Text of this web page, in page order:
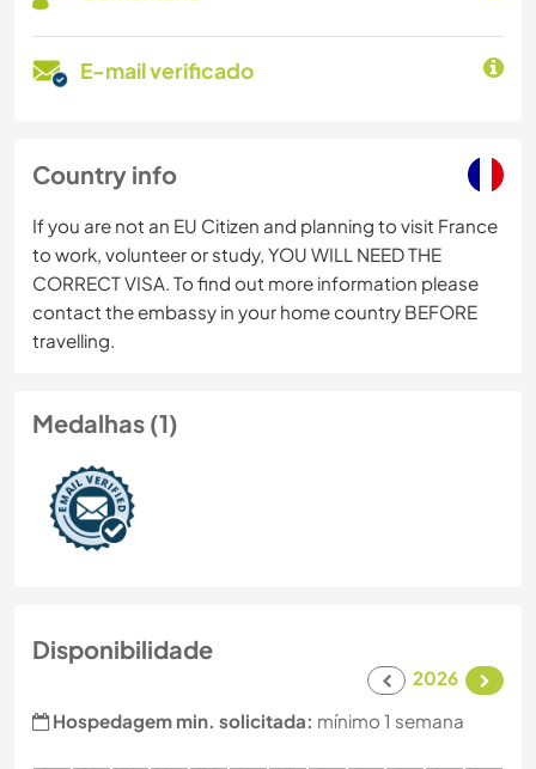
E-mail verificado
Country info
If you are not an EU Citizen and planning to visit France
to work, volunteer or study, YOU WILL NEED THE
CORRECT VISA. To find out more information please
contact the embassy in your home country BEFORE
travelling.
Medalhas (1)
Disponibilidade
2026
Hospedagem min. solicitada: mínimo 1 semana